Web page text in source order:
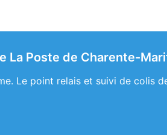
La Poste de Charente-
Le point relais et suivi de colis